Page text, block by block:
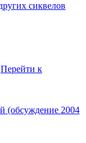
сиквелов
Перейти к
(обсуждение 2004